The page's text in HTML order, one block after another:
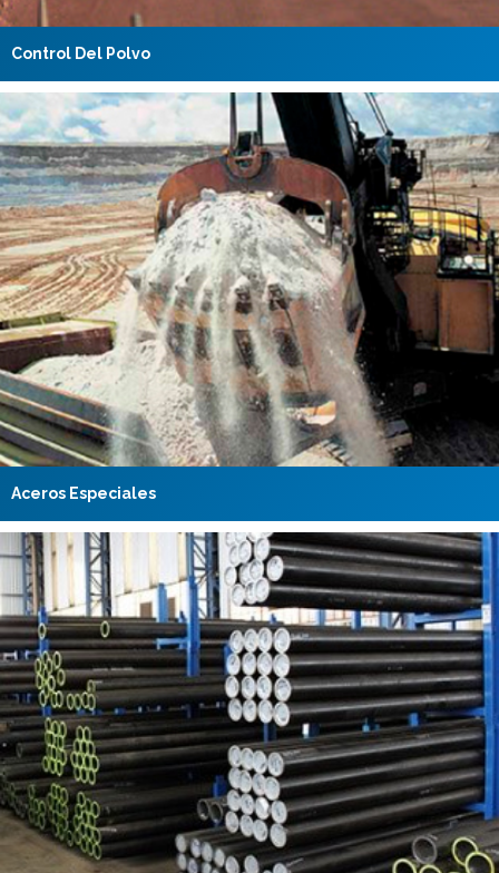
Control Del Polvo
Aceros Especiales